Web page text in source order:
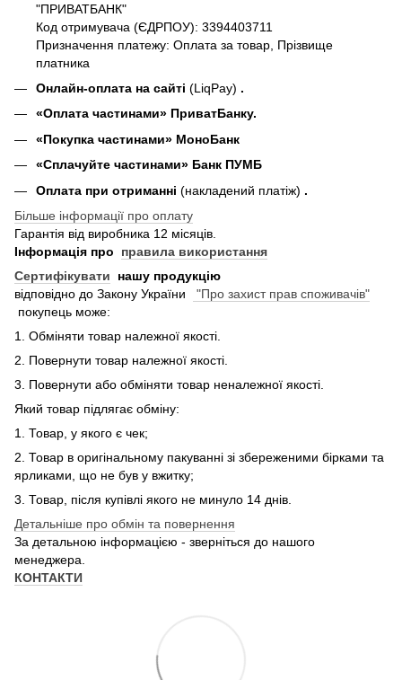
"ПРИВАТБАНК"
Код отримувача (ЄДРПОУ): 3394403711
Призначення платежу: Оплата за товар, Прізвище
платника
Онлайн-оплата на сайті (LiqPay) .
«Оплата частинами» ПриватБанку.
«Покупка частинами» МоноБанк
«Сплачуйте частинами» Банк ПУМБ
Оплата при отриманні (накладений платіж) .
Більше інформації про оплату
Гарантія від виробника 12 місяців.
Інформація про правила використання
Сертифікувати нашу продукцію
відповідно до Закону України
"Про захист прав споживачів"
покупець може:
1. Обміняти товар належної якості.
2. Повернути товар належної якості.
3. Повернути або обміняти товар неналежної якості.
Який товар підлягає обміну:
1. Товар, у якого є чек;
2. Товар в оригінальному пакуванні зі збереженими бірками та
ярликами, що не був у вжитку;
3. Товар, після купівлі якого не минуло 14 днів.
Детальніше про обмін та повернення
За детальною інформацією - зверніться до нашого
менеджера.
КОНТАКТИ